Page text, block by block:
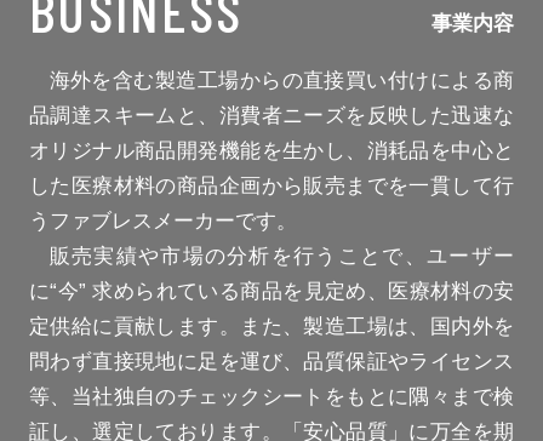
事業内容
海外を含む製造工場からの直接買い付けによる商
品調達スキームと、消費者ニーズを反映した迅速な
オリジナル商品開発機能を生かし、消耗品を中心と
した医療材料の商品企画から販売までを一貫して行
うファブレスメーカーです。
販売実績や市場の分析を行うことで、ユーザー
に“今” 求められている商品を見定め、医療材料の安
定供給に貢献します。また、製造工場は、国内外を
問わず直接現地に足を運び、品質保証やライセンス
等、当社独自のチェックシートをもとに隅々まで検
証し、選定しております。「安心品質」に万全を期